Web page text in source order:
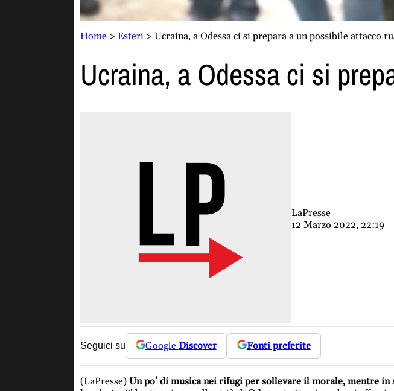
Home> Esteri> Ucraina, a Odessa ci si prepara a un possibile attacco
Ucraina, a Odessa ci si
LaPresse
12 Marzo 2022, 22:19
Seguici su Google Discover Fonti preferite
(LaPresse) Un po’ di musica nei rifugi per sollevare il morale, mentre in